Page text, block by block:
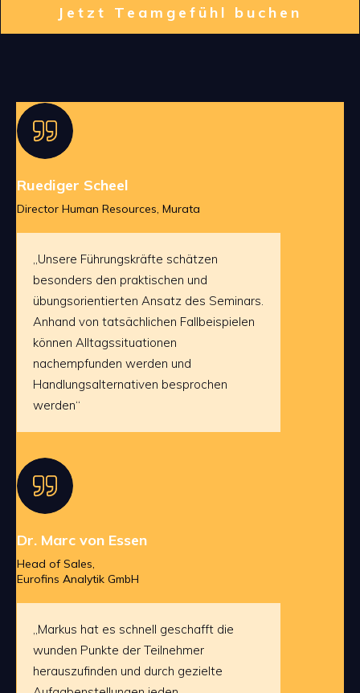
Jetzt Teamgefühl buchen
Ruediger Scheel
Director Human Resources, Murata
„Unsere Führungskräfte schätzen
besonders den praktischen und
übungsorientierten Ansatz des Seminars.
Anhand von tatsächlichen Fallbeispielen
können Alltagssituationen
nachempfunden werden und
Handlungsalternativen besprochen
werden“
Dr. Marc von Essen
Head of Sales,
Eurofins Analytik GmbH
„Markus hat es schnell geschafft die
wunden Punkte der Teilnehmer
herauszufinden und durch gezielte